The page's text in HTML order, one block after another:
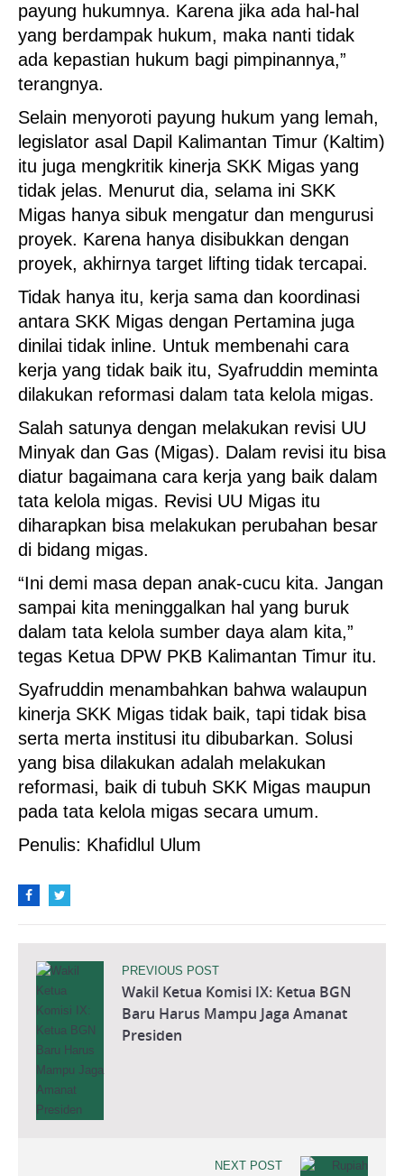
payung hukumnya. Karena jika ada hal-hal
yang berdampak hukum, maka nanti tidak
ada kepastian hukum bagi pimpinannya,”
terangnya.
Selain menyoroti payung hukum yang lemah,
legislator asal Dapil Kalimantan Timur (Kaltim)
itu juga mengkritik kinerja SKK Migas yang
tidak jelas. Menurut dia, selama ini SKK
Migas hanya sibuk mengatur dan mengurusi
proyek. Karena hanya disibukkan dengan
proyek, akhirnya target lifting tidak tercapai.
Tidak hanya itu, kerja sama dan koordinasi
antara SKK Migas dengan Pertamina juga
dinilai tidak inline. Untuk membenahi cara
kerja yang tidak baik itu, Syafruddin meminta
dilakukan reformasi dalam tata kelola migas.
Salah satunya dengan melakukan revisi UU
Minyak dan Gas (Migas). Dalam revisi itu bisa
diatur bagaimana cara kerja yang baik dalam
tata kelola migas. Revisi UU Migas itu
diharapkan bisa melakukan perubahan besar
di bidang migas.
“Ini demi masa depan anak-cucu kita. Jangan
sampai kita meninggalkan hal yang buruk
dalam tata kelola sumber daya alam kita,”
tegas Ketua DPW PKB Kalimantan Timur itu.
Syafruddin menambahkan bahwa walaupun
kinerja SKK Migas tidak baik, tapi tidak bisa
serta merta institusi itu dibubarkan. Solusi
yang bisa dilakukan adalah melakukan
reformasi, baik di tubuh SKK Migas maupun
pada tata kelola migas secara umum.
Penulis: Khafidlul Ulum
PREVIOUS POST
Wakil Ketua Komisi IX: Ketua BGN
Baru Harus Mampu Jaga Amanat
Presiden
NEXT POST